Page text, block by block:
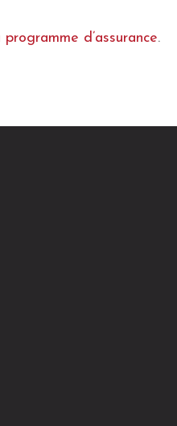
programme d’assurance.